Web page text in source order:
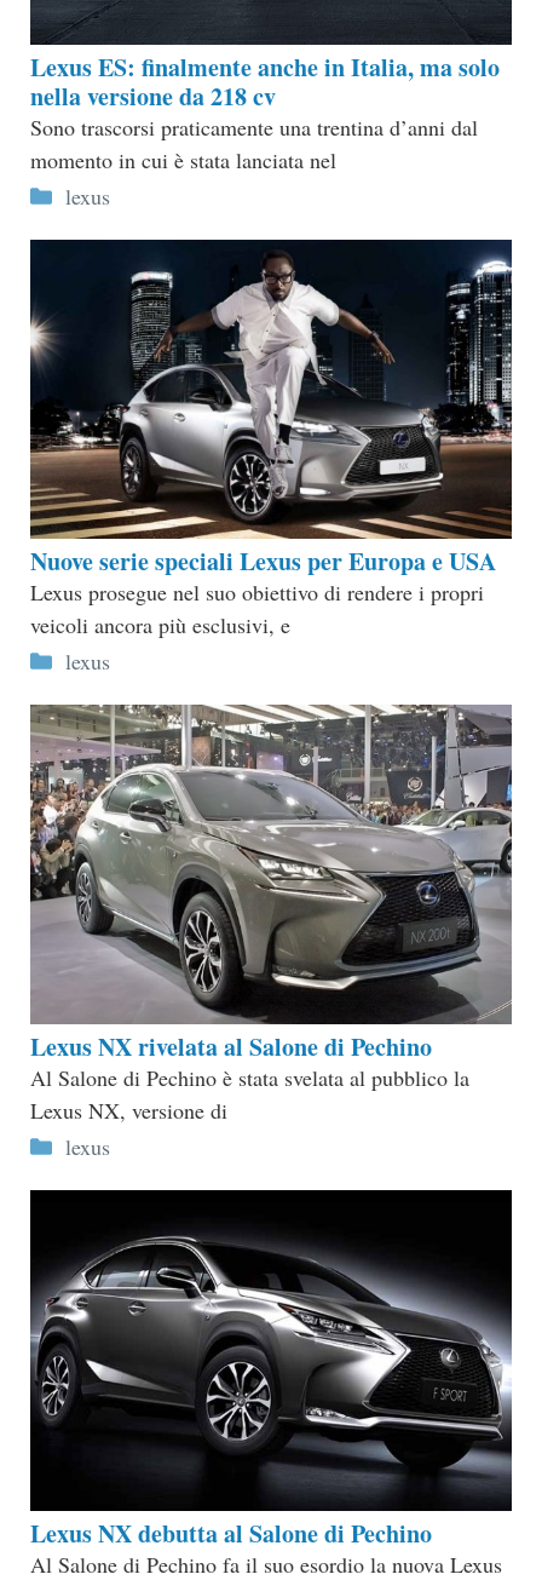
Lexus ES: finalmente anche in Italia, ma solo
nella versione da 218 cv
Sono trascorsi praticamente una trentina d’anni dal
momento in cui è stata lanciata nel
Categorie
lexus
Nuove serie speciali Lexus per Europa e USA
Lexus prosegue nel suo obiettivo di rendere i propri
veicoli ancora più esclusivi, e
Categorie
lexus
Lexus NX rivelata al Salone di Pechino
Al Salone di Pechino è stata svelata al pubblico la
Lexus NX, versione di
Categorie
lexus
Lexus NX debutta al Salone di Pechino
Al Salone di Pechino fa il suo esordio la nuova Lexus